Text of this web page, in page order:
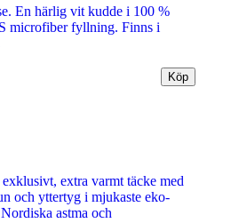
En härlig vit kudde i 100 %
microfiber fyllning. Finns i
extra varmt täcke med
och yttertyg i mjukaste eko-
astma och